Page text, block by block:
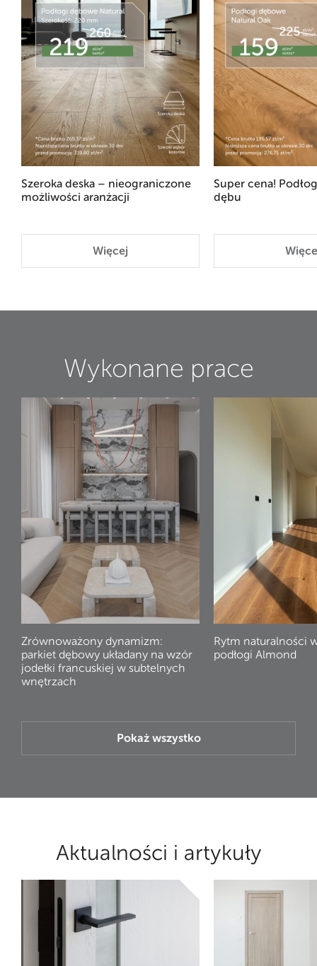
Szeroka deska – nieograniczone
możliwości aranżacji
Więcej
Super cena!
dębu
Wykonane prace
Zrównoważony dynamizm:
parkiet dębowy układany na wzór
jodełki francuskiej w subtelnych
wnętrzach
Rytm naturalności
podłogi Almond
Pokaż wszystko
Aktualności i artykuły